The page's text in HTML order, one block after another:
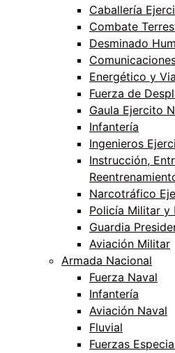
Caballería
Combate
Desminado
Energético y
Fuerza de
Gaula Ejercito
Infantería
Ingenieros
Instrucción,
Narcotráfico
Policía Militar y
Guardia
Aviación Militar
Armada Nacional
Fuerza Naval
Infantería
Aviación Naval
Fluvial
Fuerzas